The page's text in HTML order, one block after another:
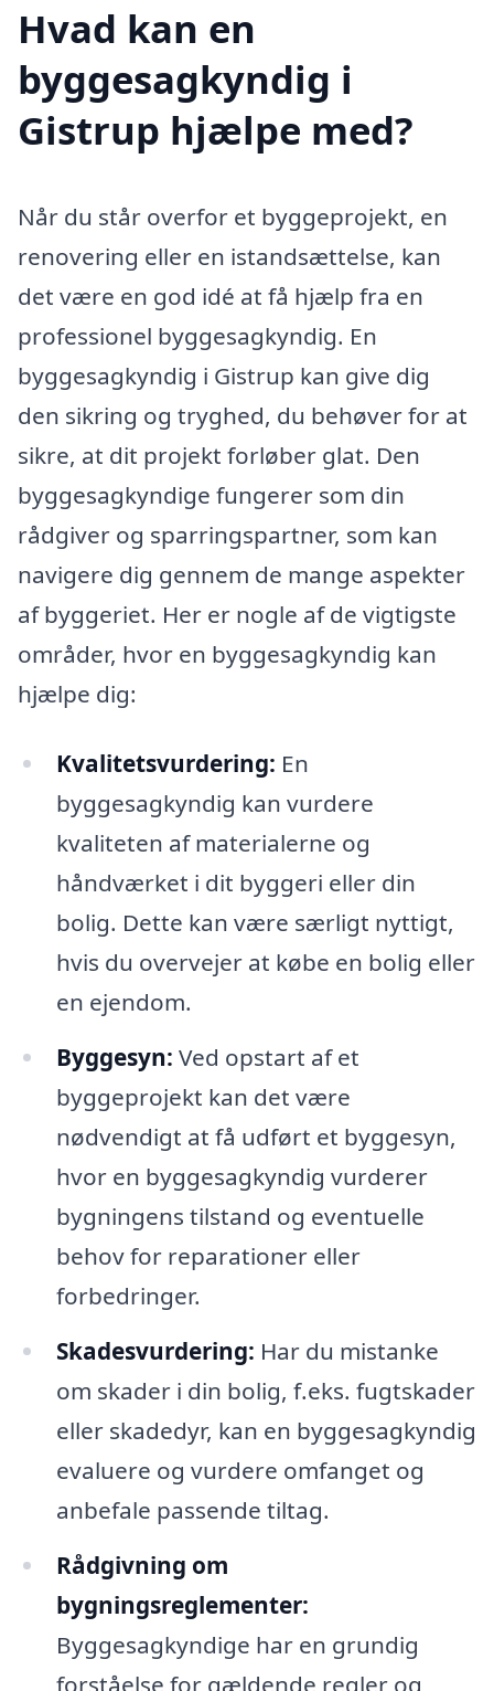
Hvad kan en
byggesagkyndig i
Gistrup hjælpe med?
Når du står overfor et byggeprojekt, en
renovering eller en istandsættelse, kan
det være en god idé at få hjælp fra en
professionel byggesagkyndig. En
byggesagkyndig i Gistrup kan give dig
den sikring og tryghed, du behøver for at
sikre, at dit projekt forløber glat. Den
byggesagkyndige fungerer som din
rådgiver og sparringspartner, som kan
navigere dig gennem de mange aspekter
af byggeriet. Her er nogle af de vigtigste
områder, hvor en byggesagkyndig kan
hjælpe dig:
Kvalitetsvurdering: En
byggesagkyndig kan vurdere
kvaliteten af materialerne og
håndværket i dit byggeri eller din
bolig. Dette kan være særligt nyttigt,
hvis du overvejer at købe en bolig eller
en ejendom.
Byggesyn: Ved opstart af et
byggeprojekt kan det være
nødvendigt at få udført et byggesyn,
hvor en byggesagkyndig vurderer
bygningens tilstand og eventuelle
behov for reparationer eller
forbedringer.
Skadesvurdering: Har du mistanke
om skader i din bolig, f.eks. fugtskader
eller skadedyr, kan en byggesagkyndig
evaluere og vurdere omfanget og
anbefale passende tiltag.
Rådgivning om
bygningsreglementer:
Byggesagkyndige har en grundig
forståelse for gældende regler og